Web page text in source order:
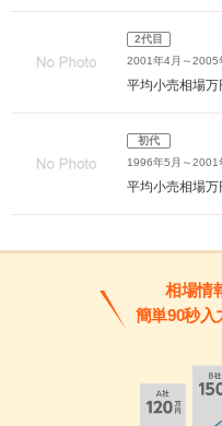
2代目
2001年4月～2005
平均小売相場万
初代
1996年5月～2001
平均小売相場万
相場情
簡単90秒入